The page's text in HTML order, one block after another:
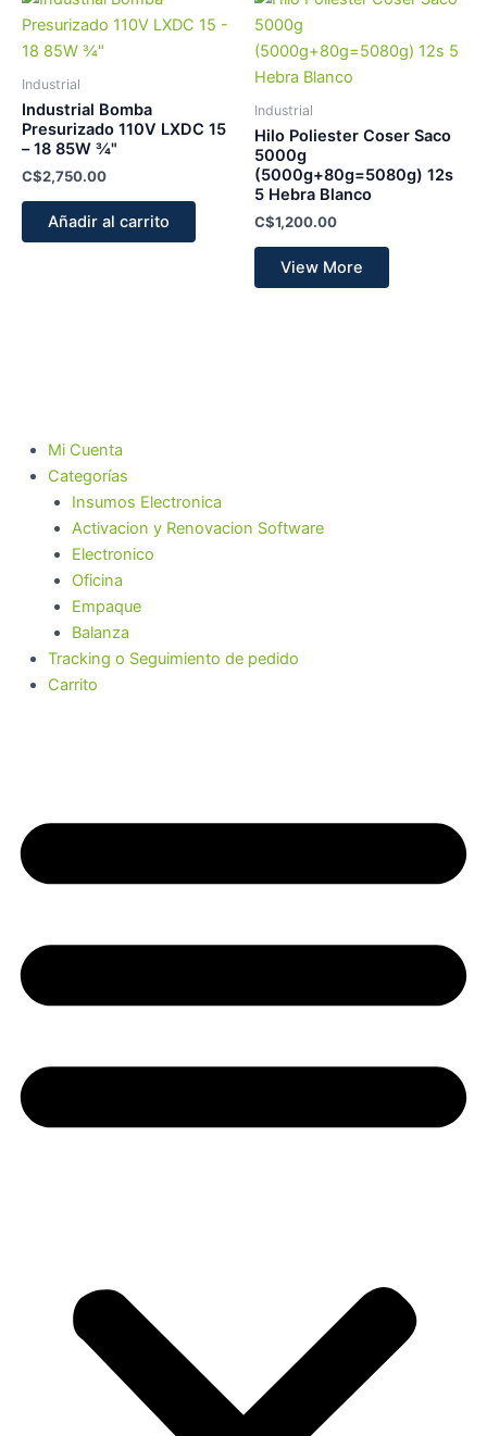
Industrial
Industrial Bomba
Presurizado 110V LXDC 15
– 18 85W ¾"
C$2,750.00
Añadir al carrito
Industrial
Hilo Poliester Coser Saco
5000g
(5000g+80g=5080g) 12s
5 Hebra Blanco
C$1,200.00
View More
Mi Cuenta
Categorías
Insumos Electronica
Activacion y Renovacion Software
Electronico
Oficina
Empaque
Balanza
Tracking o Seguimiento de pedido
Carrito